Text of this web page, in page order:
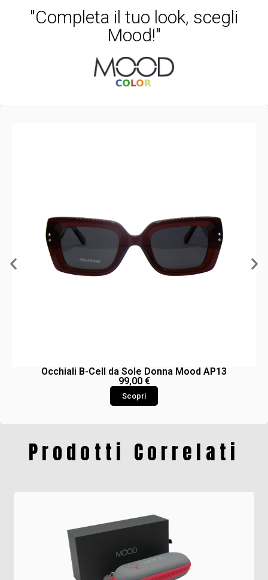
"Completa il tuo look, scegli
Mood!"
Occhiali B-Cell da Sole Donna Mood AP13
99,00 €
Scopri
Prodotti Correlati